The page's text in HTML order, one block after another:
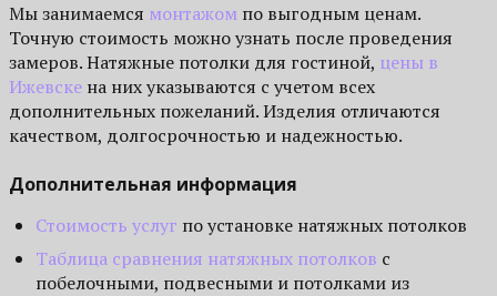
Мы занимаемся монтажом по выгодным ценам.
Точную стоимость можно узнать после проведения
замеров. Натяжные потолки для гостиной, цены в
Ижевске на них указываются с учетом всех
дополнительных пожеланий. Изделия отличаются
качеством, долгосрочностью и надежностью.
Дополнительная информация
Стоимость услуг по установке натяжных потолков
Таблица сравнения натяжных потолков с
побелочными, подвесными и потолками из